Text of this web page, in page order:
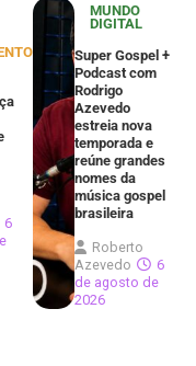
6
MUNDO
DIGITAL
Super Gospel +
Podcast com
Rodrigo
Azevedo
estreia nova
temporada e
reúne grandes
nomes da
música gospel
brasileira
Roberto
Azevedo
6
de agosto de
2026